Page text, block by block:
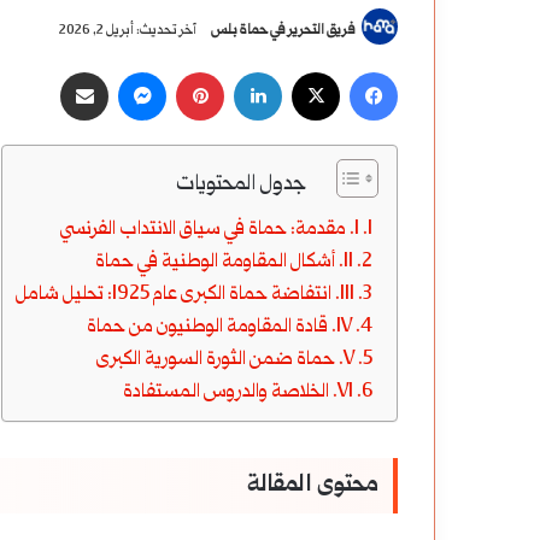
فريق التحرير في حماة بلس آخر تحديث: أبريل 2, 2026
فيسبوك لينكدإن بينتيريستماسنجر
جدول المحتويات
I. مقدمة: حماة في سياق الانتداب الفرنسي
II. أشكال المقاومة الوطنية في حماة
III. انتفاضة حماة الكبرى عام 1925: تحليل شامل
IV. قادة المقاومة الوطنيون من حماة
V. حماة ضمن الثورة السورية الكبرى
VI. الخلاصة والدروس المستفادة
محتوى المقالة